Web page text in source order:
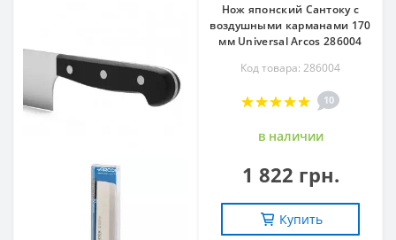
Нож японский Сантоку с
воздушными карманами 170
мм Universal Arcos 286004
Код товара: 286004
10
в наличии
1 822 грн.
Купить